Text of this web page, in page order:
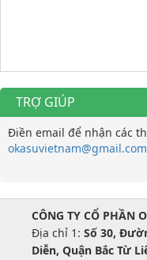
TRỢ GIÚP
Điền email để nhận các
okasuvietnam@gmail.com
CÔNG TY CỔ PHẦN
Địa chỉ 1: Số 30,
Diễn, Quận Bắc Từ